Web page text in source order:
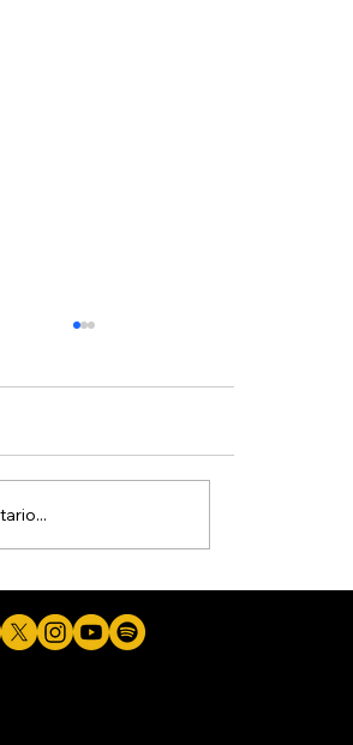
a su novia, de 15